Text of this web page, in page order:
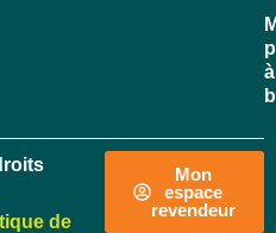
à
de
Mon
espace
revendeur